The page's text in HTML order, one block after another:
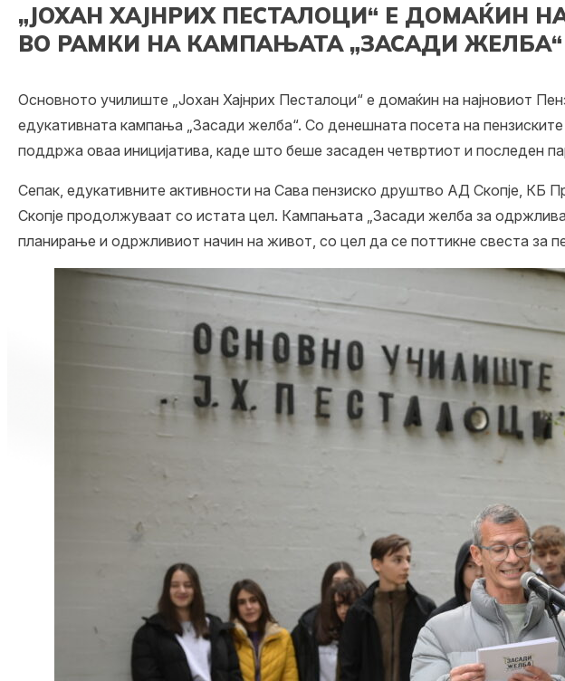
„ЈОХАН ХАЈНРИХ ПЕСТАЛОЦИ“ Е ДОМАЌИН
ВО РАМКИ НА КАМПАЊАТА „ЗАСАДИ ЖЕЛБА“
Основното училиште „ Јохан Хајнрих Песталоци“ е домаќин на најновиот
едукативната кампања „Засади желба“. Со денешната посета на
поддржа оваа иницијатива, каде што беше засаден четвртиот и последен
Сепак, едукативните активности на Сава пензиско друштво АД Скопје, КБ
Скопје продолжуваат со истата цел. Кампањата „Засади желба за
планирање и одржливиот начин на живот, со цел да се поттикне свеста за